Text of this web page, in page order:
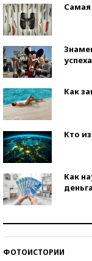
Самая
Как
Кто
Как
ФОТОИСТОРИИ